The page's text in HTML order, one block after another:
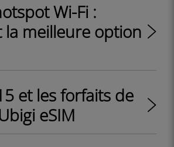
Wi-Fi :
la meilleure option
et les forfaits de
eSIM